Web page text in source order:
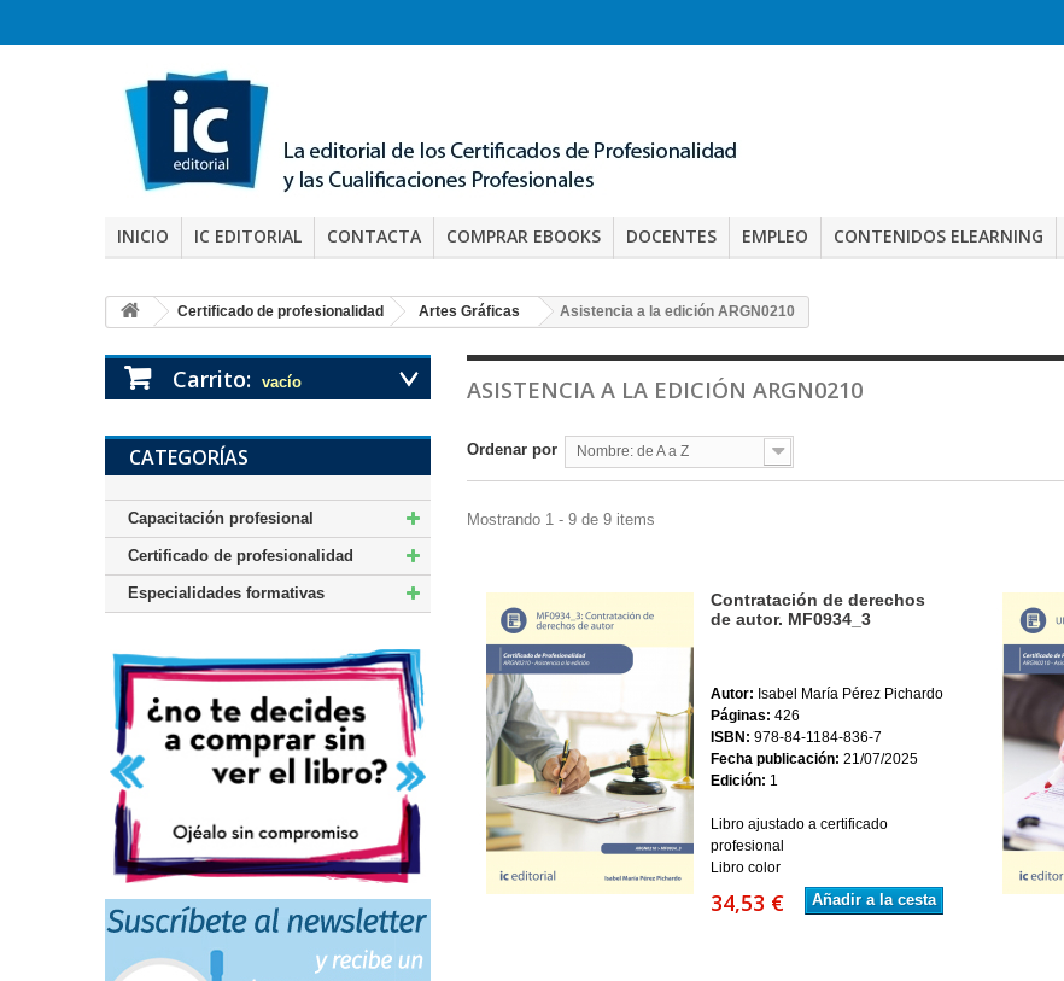
INICIO IC EDITORIAL CONTACTA COMPRAR EBOOKS DOCENTES EMPLEO CONTENIDOS ELEARNING
Certificado de profesionalidad Artes Gráficas Asistencia a la edición ARGN0210
Carrito: vacío
CATEGORÍAS
Capacitación profesional
Certificado de profesionalidad
Especialidades formativas
ASISTENCIA A LA EDICIÓN ARGN0210
Ordenar por Nombre: de A a Z
Mostrando 1 - 9 de 9 items
Contratación de derechos
de autor. MF0934_3
Autor: Isabel María Pérez Pichardo
Páginas: 426
ISBN: 978-84-1184-836-7
Fecha publicación: 21/07/2025
Edición: 1
Libro ajustado a certificado
profesional
Libro color
34,53 € Añadir a la cesta